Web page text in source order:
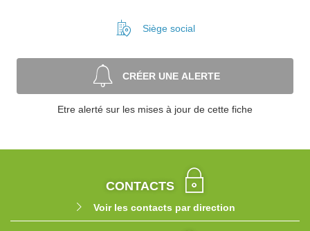
Siège social
CRÉER UNE ALERTE
Etre alerté sur les mises à jour de cette fiche
CONTACTS
Voir les contacts par direction